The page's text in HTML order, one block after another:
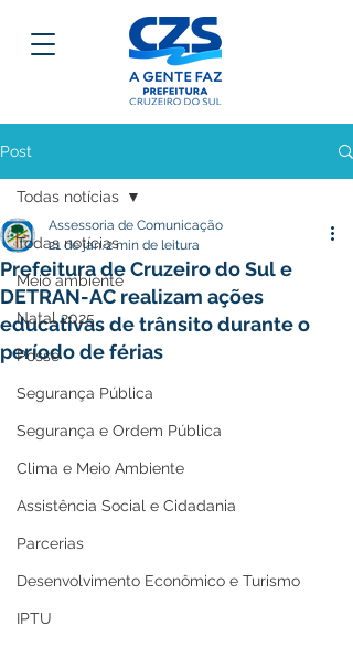
Post
Todas notícias
Meio ambiente
Natal 2025
Posse
Segurança Pública
Segurança e Ordem Pública
Clima e Meio Ambiente
Assistência Social e Cidadania
Parcerias
Desenvolvimento Econômico e Turismo
IPTU
Todas notícias
Prefeitura de Cruzeiro do Sul e
DETRAN-AC realizam ações
educativas de trânsito durante o
período de férias
Assessoria de Comunicação
21 de jan.2 min de leitura